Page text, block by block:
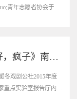
青年志愿者协会于近
记暖冬戏剧公社《你好，疯子》南区公演圆满成功
冬戏剧公社2015年度
重点实验室报告厅内上